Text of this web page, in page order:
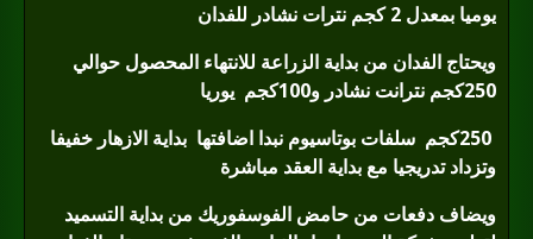
يوميا بمعدل 2 كجم نترات نشادر للفدان
ويحتاج الفدان من بداية الزراعة للانتهاء المحصول حوالي
250كجم نترانت نشادر و100كجم
يوريا
250كجم سلفات بوتاسيوم نبدا اضافتها بداية الازهار خفيفا
وتزداد تدريجيا مع بداية العقد مباشرة
ويضاف دفعات من حامض الفوسفوريك من بداية التسميد